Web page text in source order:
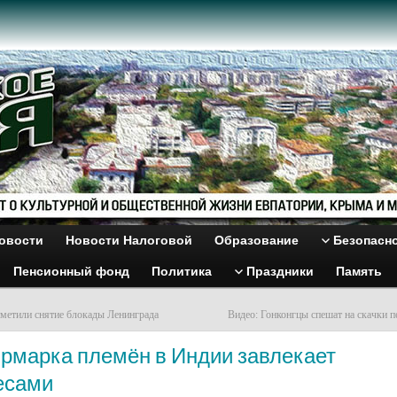
Новости Налоговой Образование
Пенсионный фонд Политика Праздники Память
снятие блокады Ленинграда Видео: Гонконгцы спешат на скачки
племён в Индии завлекает